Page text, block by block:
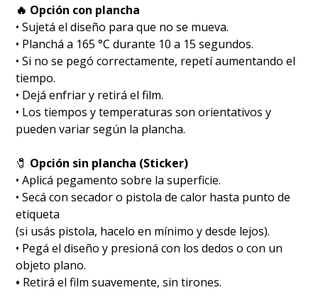
🔥 Opción con plancha
• Sujetá el diseño para que no se mueva.
• Planchá a 165 °C durante 10 a 15 segundos.
• Si no se pegó correctamente, repetí aumentando el
tiempo.
• Dejá enfriar y retirá el film.
• Los tiempos y temperaturas son orientativos y
pueden variar según la plancha.
🧷 Opción sin plancha (Sticker)
• Aplicá pegamento sobre la superficie.
• Secá con secador o pistola de calor hasta punto de
etiqueta
(si usás pistola, hacelo en mínimo y desde lejos).
• Pegá el diseño y presioná con los dedos o con un
objeto plano.
• Retirá el film suavemente, sin tirones.